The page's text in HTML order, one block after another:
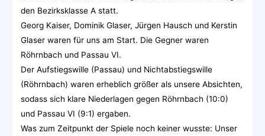
den Bezirksklasse A statt.
Georg Kaiser, Dominik Glaser, Jürgen Hausch und Kerstin
Glaser waren für uns am Start. Die Gegner waren
Röhrnbach und Passau VI.
Der Aufstiegswille (Passau) und Nichtabstiegswille
(Röhrnbach) waren erheblich größer als unsere Absichten,
sodass sich klare Niederlagen gegen Röhrnbach (10:0)
und Passau VI (9:1) ergaben.
Was zum Zeitpunkt der Spiele noch keiner wusste: Unser